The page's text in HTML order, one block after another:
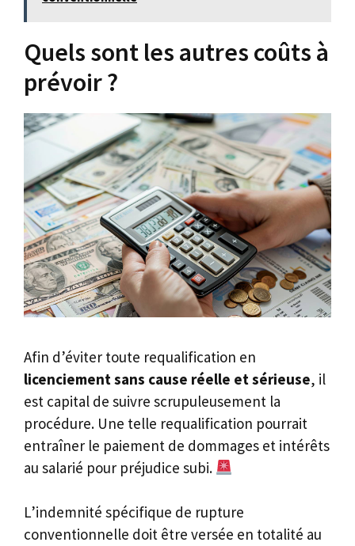
Quels sont les autres coûts à
prévoir ?
Afin d’éviter toute requalification en
licenciement sans cause réelle et sérieuse, il
est capital de suivre scrupuleusement la
procédure. Une telle requalification pourrait
entraîner le paiement de dommages et intérêts
au salarié pour préjudice subi.
L’indemnité spécifique de rupture
conventionnelle doit être versée en totalité au